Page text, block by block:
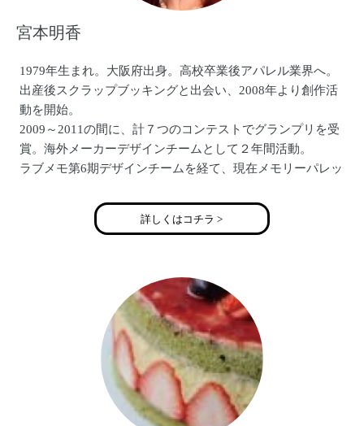
宮本明香
1979年生まれ。大阪府出身。高校卒業後アパレル業界へ。
出産後スクラップブッキングと出会い、2008年より創作活
動を開始。
2009～2011の間に、計７つのコンテストでグランプリを受
賞。海外メーカーデザインチームとして２年間活動。
ラブメモ第6期デザインチームを経て、現在メモリーパレッ
手掛ける。東京・大阪を中心に講習会も開催。
男の子２人の母。
詳しくはコチラ >